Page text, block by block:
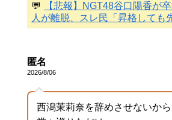
💬
【悲報】NGT48谷口陽香が
人が離脱、スレ民「昇格しても
匿名
2026/8/06
西潟茉莉奈を辞めさせないか